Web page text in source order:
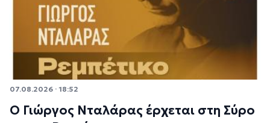
07.08.2026 · 18:52
Ο Γιώργος Νταλάρας έρχεται στη Σύρο